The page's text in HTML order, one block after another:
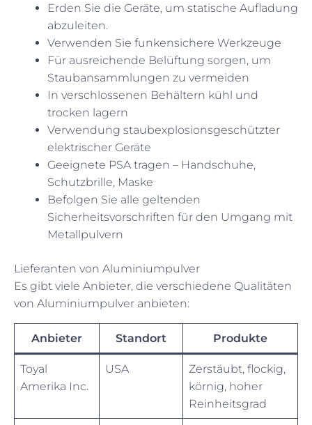
Erden Sie die Geräte, um statische Aufladung
abzuleiten.
Verwenden Sie funkensichere Werkzeuge
Für ausreichende Belüftung sorgen, um
Staubansammlungen zu vermeiden
In verschlossenen Behältern kühl und
trocken lagern
Verwendung staubexplosionsgeschützter
elektrischer Geräte
Geeignete PSA tragen – Handschuhe,
Schutzbrille, Maske
Befolgen Sie alle geltenden
Sicherheitsvorschriften für den Umgang mit
Metallpulvern
Lieferanten von Aluminiumpulver
Es gibt viele Anbieter, die verschiedene Qualitäten
von Aluminiumpulver anbieten:
Anbieter Standort Produkte
Toyal
Amerika Inc.
USA
Zerstäubt, flockig,
körnig, hoher
Reinheitsgrad